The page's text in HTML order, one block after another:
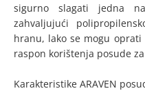
sigurno slagati jedna
zahvaljujući
hranu, lako se mogu
raspon korištenja posude
Karakteristike ARAVEN